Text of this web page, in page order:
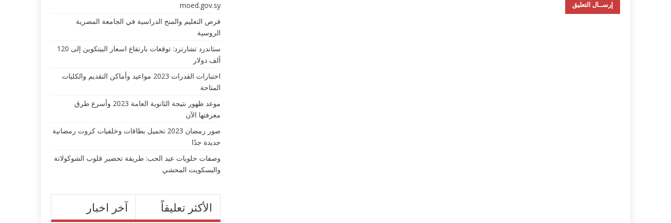
moed.gov.sy
فرص التعليم والمنح الدراسية في الجامعة المصرية
الروسية
ستاندرد تشارترد: توقعات بارتفاع اسعار البيتكوين إلى 120
ألف دولار
اختبارات القدرات 2023 مواعيد وأماكن التقديم والكليات
المتاحة
موعد ظهور نتيجة الثانوية العامة 2023 وأسرع طرق
معرفتها الآن
صور رمضان 2023 تحميل بطاقات وخلفيات كروت رمضانية
جديدة جدًا
وصفات حلويات عيد الحب: طريقة تحضير قلوب الشوكولاتة
والبسكويت المحشي
آخر اخبار الأكثر تعليقاً